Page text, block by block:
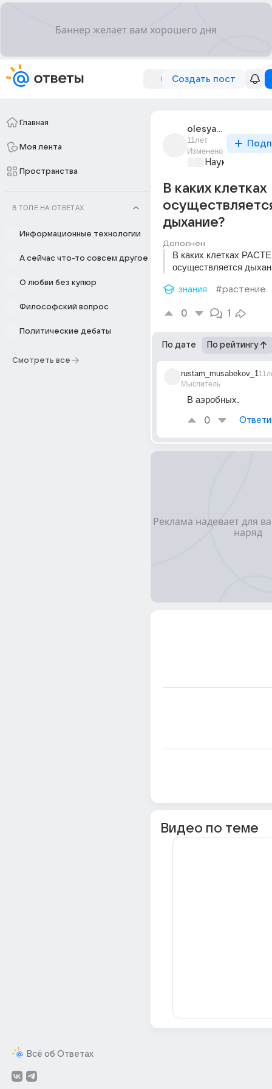
Создать пост
Главная
Моя лента
Пространства
В ТОПЕ НА ОТВЕТАХ
Информационные технологии
А сейчас что-то совсем другое
О любви без купюр
Философский вопрос
Политические дебаты
Смотреть все
Всё об Ответах
olesya_moya
11лет
Изменено
Наука
В каких клетках
дыхание?
Дополнен
В каких клетках
осуществляется
знания #растение
0 1
По дате По рейтингу
rustam_musabekov_1
Мыслитель
В аэробных.
0
Видео по теме